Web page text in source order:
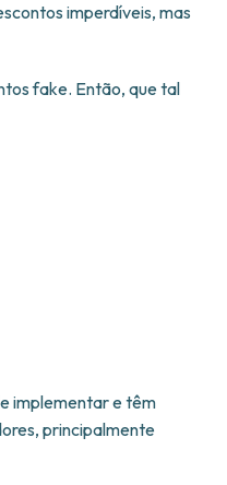
imperdíveis, mas
fake. Então, que tal
implementar e têm
principalmente